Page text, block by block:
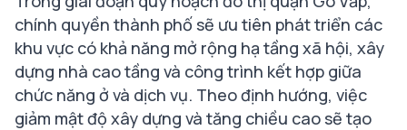
chính quyền thành phố sẽ ưu tiên phát triển các
khu vực có khả năng mở rộng hạ tầng xã hội, xây
dựng nhà cao tầng và công trình kết hợp giữa
chức năng ở và dịch vụ. Theo định hướng, việc
giảm mật độ xây dựng và tăng chiều cao sẽ tạo